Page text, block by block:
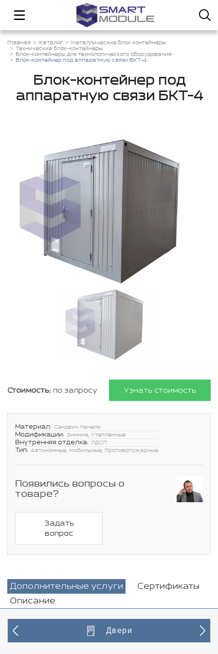
Главная Каталог
Металлические блок контейнеры
Технические блок-контейнеры
Блок-контейнеры для технологического оборудования
Блок-контейнер под аппаратную связи БКТ-4
Блок-контейнер под
аппаратную связи БКТ-4
Стоимость: по запросу Узнать стоимость
Материал: Сэндвич панели
Модификации: Зимние, Утепленные
Внутренняя отделка: ЛДСП
Тип: Автономные, Мобильные, Противопожарные
Появились вопросы о
товаре?
Задать
вопрос
Дополнительные услуги
Сертификаты
Описание
Двери